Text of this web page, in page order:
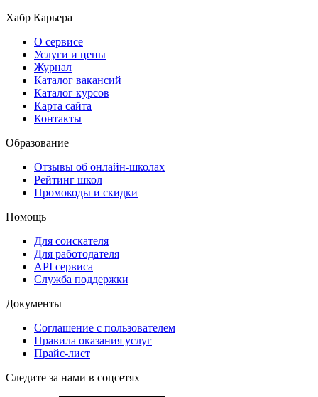
Хабр Карьера
О сервисе
Услуги и цены
Журнал
Каталог вакансий
Каталог курсов
Карта сайта
Контакты
Образование
Отзывы об онлайн-школах
Рейтинг школ
Промокоды и скидки
Помощь
Для соискателя
Для работодателя
API сервиса
Служба поддержки
Документы
Соглашение с пользователем
Правила оказания услуг
Прайс-лист
Следите за нами в соцсетях